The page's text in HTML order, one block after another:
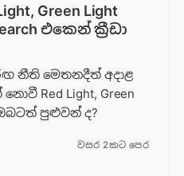
Green Light
එකෙන් ක්‍රීඩා
නීති මෙතනදීත් අදාළ
Red Light, Green
පුළුවන් ද?
වසර 2කට පෙර